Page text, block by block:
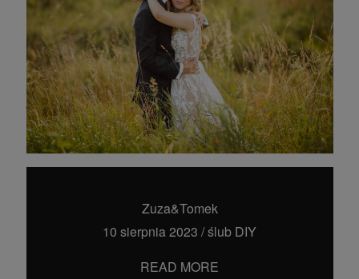
Zuza&Tomek
10 sierpnia 2023 /ślub DIY
READ MORE